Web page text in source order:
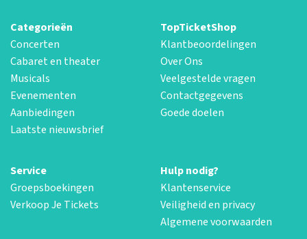
Categorieën
Concerten
Cabaret en theater
Musicals
Evenementen
Aanbiedingen
Laatste nieuwsbrief
TopTicketShop
Klantbeoordelingen
Over Ons
Veelgestelde vragen
Contactgegevens
Goede doelen
Service
Groepsboekingen
Verkoop Je Tickets
Hulp nodig?
Klantenservice
Veiligheid en privacy
Algemene voorwaarden